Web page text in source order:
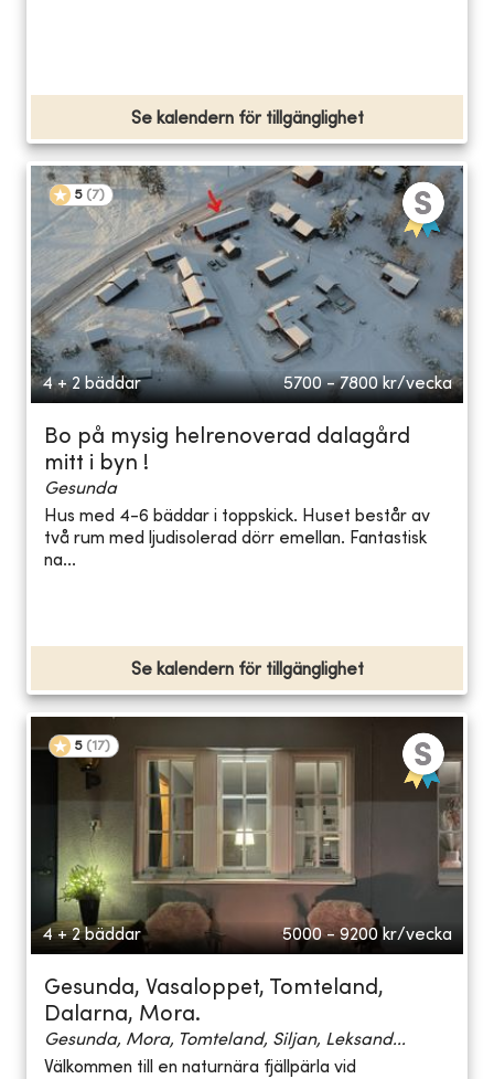
Se kalendern för tillgänglighet
5 (7)
4 + 2 bäddar 5700 - 7800 kr/vecka
Bo på mysig helrenoverad dalagård
mitt i byn !
Gesunda
Hus med 4-6 bäddar i toppskick. Huset består av
två rum med ljudisolerad dörr emellan. Fantastisk
na...
Se kalendern för tillgänglighet
5 (17)
4 + 2 bäddar 5000 - 9200 kr/vecka
Gesunda, Vasaloppet, Tomteland,
Dalarna, Mora.
Gesunda, Mora, Tomteland, Siljan, Leksand...
Välkommen till en naturnära fjällpärla vid